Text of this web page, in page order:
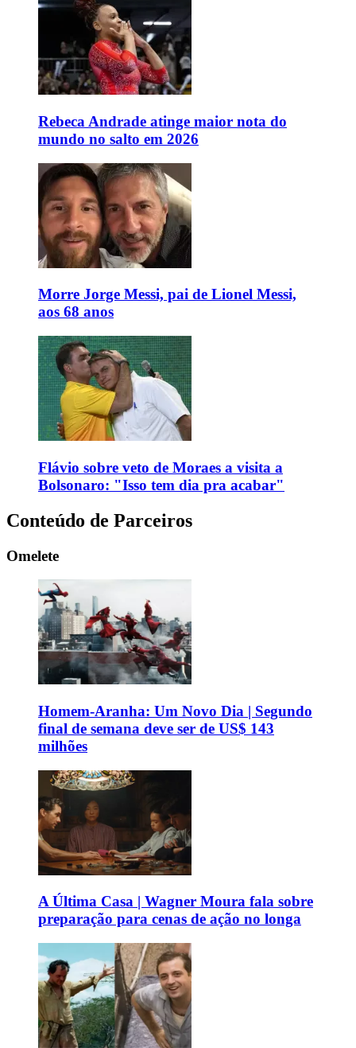
Rebeca Andrade atinge maior nota do
mundo no salto em 2026
Morre Jorge Messi, pai de Lionel Messi,
aos 68 anos
Flávio sobre veto de Moraes a visita a
Bolsonaro: "Isso tem dia pra acabar"
Conteúdo de Parceiros
Omelete
Homem-Aranha: Um Novo Dia | Segundo
final de semana deve ser de US$ 143
milhões
A Última Casa | Wagner Moura fala sobre
preparação para cenas de ação no longa